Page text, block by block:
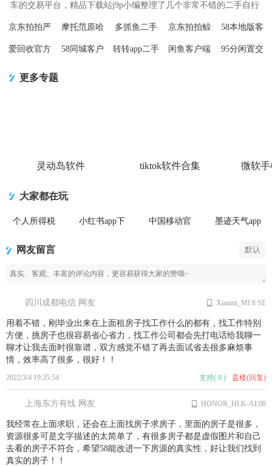
车的交易平台，精品下载站j9p小编整理了几个非常不错的二手自行
京东拍拍严
v4.3.7安卓
摩托范原哈
版V3.67.60
多抓鱼二手
台3.3.0安卓
京东拍拍鲸
v1.5.0官方
58本地版客
v13.46.3手
爱回收官方
端v7.50.0 安
卓最新版
58同城客户
转转app二手
闲鱼客户端
95分闲置交
更多专题
灵动岛软件 tiktok软件合集 微软手
大家都在玩
个人所得税
小红书app下
中国移动官
墨迹天气app
网友留言 默认
四川成都电信 网友
2022/3/4 19:35:54
用着不错，刚毕业出来在上面租房子找工作什么的都有，找工作特别
方便，挑房子也很容易省心省力，找工作公司都会先打电话给我聊一
聊才让我去面时很靠谱，双方感觉不错了再去面试省去很多麻烦事
情，效率高了很多，很好！！
Xiaomi_MI 8 SE
支持( 0 ) 盖楼(回复)
上海东方有线 网友
我经常在上面求职，还会在上面找房子求房子，里面的房子是很多，
资源很多可是文字描述的太简单了，有很多房子都是虚假图片和自己
去看的房子不符合，希望58能改进一下房源的真实性，好让我们找到
真实的房子！！
HONOR_HLK-AL00